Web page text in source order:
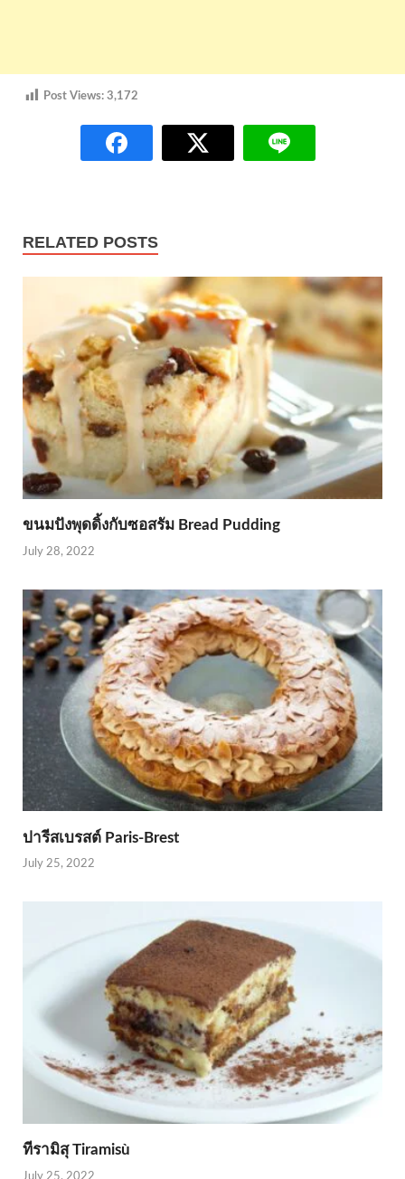
Post Views: 3,172
RELATED POSTS
ขนมปังพุดดิ้งกับซอสรัม Bread Pudding
July 28, 2022
ปารีสเบรสต์ Paris-Brest
July 25, 2022
ทีรามิสุ Tiramisù
July 25, 2022